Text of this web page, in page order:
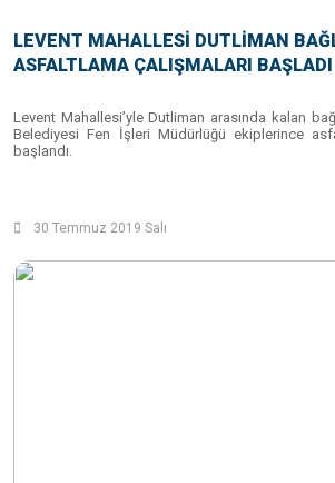
LEVENT MAHALLESİ DUTLİMAN
ASFALTLAMA ÇALIŞMALARI BAŞLADI
Levent Mahallesi’yle Dutliman arasında kalan
Belediyesi Fen İşleri Müdürlüğü ekiplerince
başlandı.
30 Temmuz 2019 Salı